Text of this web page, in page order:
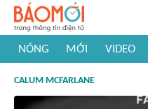
NÓNG MỚI VIDEO
#Khám phá thế giới
CALUM MCFARLANE